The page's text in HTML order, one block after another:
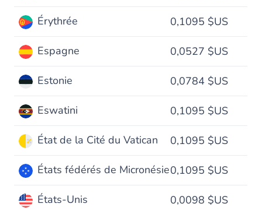
Érythrée 0,1095 $US
Espagne 0,0527 $US
Estonie 0,0784 $US
Eswatini 0,1095 $US
État de la Cité du Vatican 0,1095 $US
États fédérés de Micronésie0,1095 $US
États-Unis 0,0098 $US